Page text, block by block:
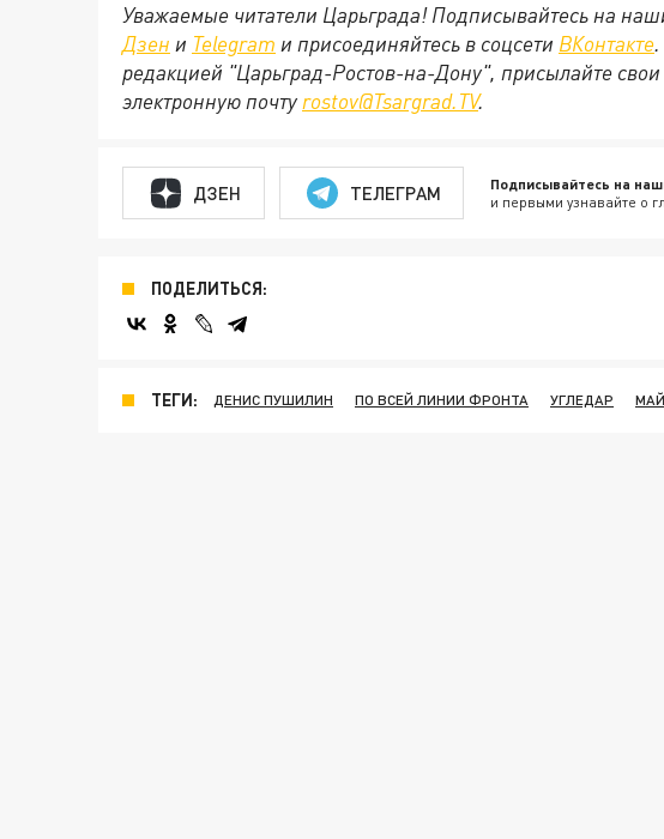
Уважаемые читатели Царьграда! Подписывайтесь на
Дзен и Telegram и присоединяйтесь в соцсети ВКонтакте.
редакцией "Царьград-Ростов-на-Дону", присылайте
электронную почту rostov@Tsargrad.ТV.
ДЗЕН ТЕЛЕГРАМ Подписывайтесь на
и первыми узнавайте о
ПОДЕЛИТЬСЯ:
ТЕГИ: ДЕНИС ПУШИЛИН ПО ВСЕЙ ЛИНИИ ФРОНТА УГЛЕДАР